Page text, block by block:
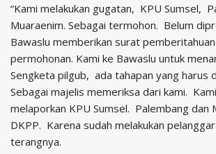
“Kami melakukan gugatan, KPU Sumsel,
Muaraenim. Sebagai termohon. Belum
Bawaslu memberikan surat
permohonan. Kami ke Bawaslu untuk
Sengketa pilgub, ada tahapan yang harus
Sebagai majelis memeriksa dari kami.
melaporkan KPU Sumsel. Palembang dan
DKPP. Karena sudah melakukan
terangnya.